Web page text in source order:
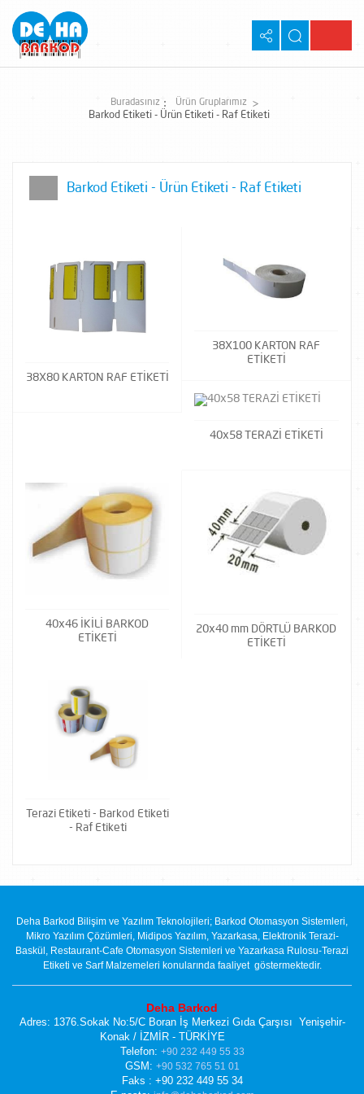
Buradasınız Ürün Gruplarımız
Barkod Etiketi - Ürün Etiketi - Raf Etiketi
Barkod Etiketi - Ürün Etiketi - Raf Etiketi
38X80 KARTON RAF ETİKETİ
38X100 KARTON RAF
ETİKETİ
40x58 TERAZİ ETİKETİ
40x46 İKİLİ BARKOD
ETİKETİ
20x40 mm DÖRTLÜ BARKOD
ETİKETİ
Terazi Etiketi - Barkod Etiketi
- Raf Etiketi
Deha Barkod Bilişim ve Yazılım Teknolojileri; Barkod Otomasyon Sistemleri,
Mikro Yazılım Çözümleri, Midipos Yazılım, Yazarkasa, Elektronik Terazi-
Baskül, Restaurant-Cafe Otomasyon Sistemleri ve Yazarkasa Rulosu-Terazi
Etiketi ve Sarf Malzemeleri konularında faaliyet göstermektedir.
Deha Barkod
Adres: 1376.Sokak No:5/C Boran İş Merkezi Gıda Çarşısı Yenişehir-
Konak / İZMİR - TÜRKİYE
Telefon: +90 232 449 55 33
GSM: +90 532 765 51 01
Faks : +90 232 449 55 34